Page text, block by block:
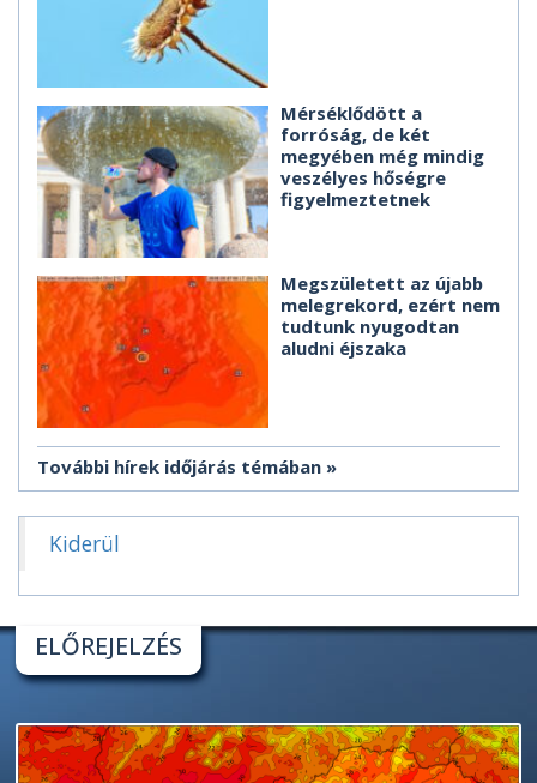
Mérséklődött a
forróság, de két
megyében még mindig
veszélyes hőségre
figyelmeztetnek
Megszületett az újabb
melegrekord, ezért nem
tudtunk nyugodtan
aludni éjszaka
További hírek időjárás témában
Kiderül
ELŐREJELZÉS